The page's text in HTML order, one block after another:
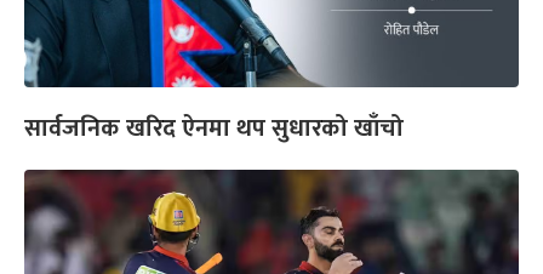
सार्वजनिक खरिद ऐनमा थप सुधारको खाँचो